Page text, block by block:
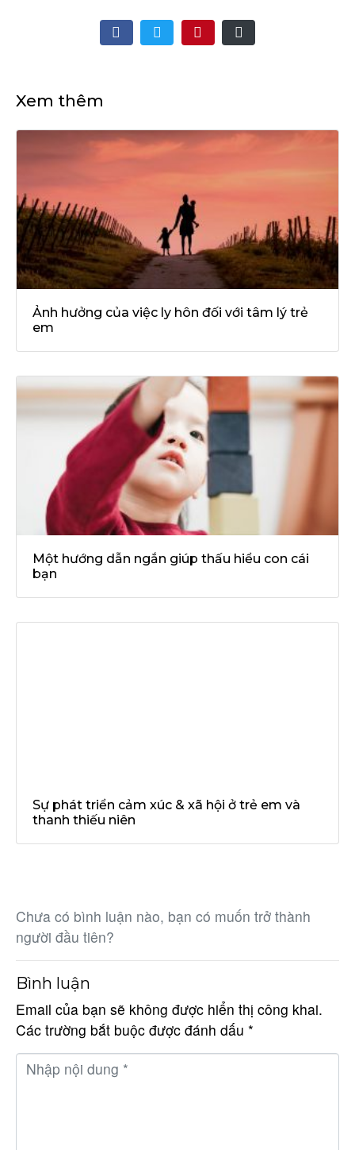
Xem thêm
Ảnh hưởng của việc ly hôn đối với tâm lý trẻ
em
Một hướng dẫn ngắn giúp thấu hiểu con cái
bạn
Sự phát triển cảm xúc & xã hội ở trẻ em và
thanh thiếu niên
Chưa có bình luận nào, bạn có muốn trở thành
người đầu tiên?
Bình luận
Email của bạn sẽ không được hiển thị công khai.
Các trường bắt buộc được đánh dấu *
N